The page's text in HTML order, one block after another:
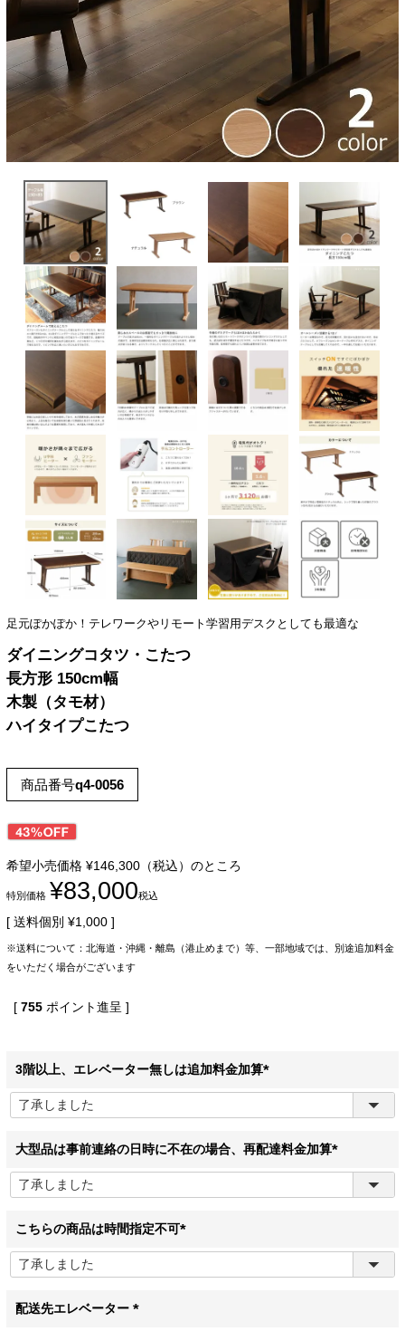
足元ぽかぽか！テレワークやリモート学習用デスクとしても最適な
ダイニングコタツ・こたつ
長方形 150cm幅
木製（タモ材）
ハイタイプこたつ
商品番号q4-0056
希望小売価格 ¥146,300 （税込）のところ
特別価格 ¥83,000税込
送料個別 ¥1,000
※送料について：北海道・沖縄・離島（港止めまで）等、一部地域では、別途追加料金
をいただく場合がございます
[ 755 ポイント進呈 ]
3階以上、エレベーター無しは追加料金加算
(
)
大型品は事前連絡の日時に不在の場合、再配達料金加算
(
こちらの商品は時間指定不可
(
配送先エレベーター